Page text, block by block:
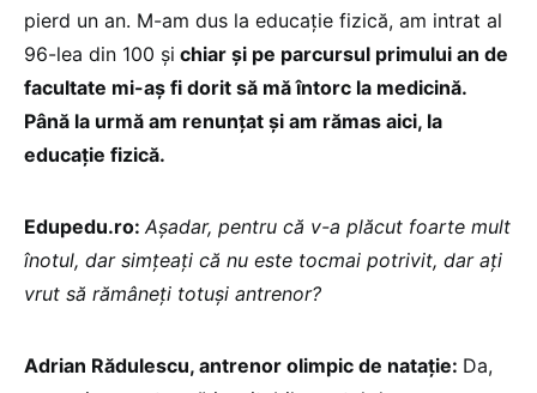
pierd un an. M-am dus la educație fizică, am intrat al
96-lea din 100 și chiar și pe parcursul primului an de
facultate mi-aș fi dorit să mă întorc la medicină.
Până la urmă am renunțat și am rămas aici, la
educație fizică.
Edupedu.ro:Așadar, pentru că v-a plăcut foarte mult
înotul, dar simțeați că nu este tocmai potrivit, dar ați
vrut să rămâneți totuși antrenor?
Adrian Rădulescu, antrenor olimpic de natație: Da,